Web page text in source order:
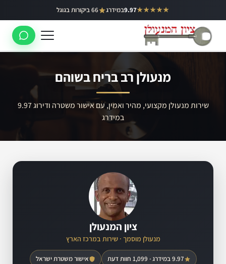
לתוכן
★★★★★
9.97במידרג 66 ביקורות בגוגל באר יעקב
ראשון לציון
רמלה
מנעולן רב בריח בשוהם
שירות מנעולן מקצועי, מהיר ואמין, עם אישור משטרה ודירוג 9.97
במידרג
ציון המנעולן
מנעולן מוסמך · שירות במרכז הארץ
9.97 במידרג · 1,099 חוות דעת אישור משטרת ישראל